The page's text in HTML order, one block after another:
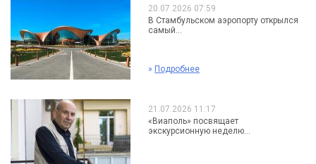
20.07.2026 07:59
В Стамбульском аэропорту открылся
самый...
» Подробнее
21.07.2026 11:17
«Виаполь» посвящает
экскурсионную неделю...